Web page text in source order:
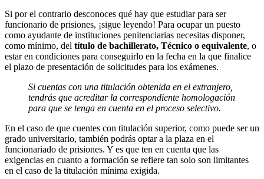
Si por el contrario desconoces qué hay que estudiar para ser
funcionario de prisiones, ¡sigue leyendo! Para ocupar un puesto
como ayudante de instituciones penitenciarias necesitas disponer,
como mínimo, del título de bachillerato, Técnico o equivalente, o
estar en condiciones para conseguirlo en la fecha en la que finalice
el plazo de presentación de solicitudes para los exámenes.
Si cuentas con una titulación obtenida en el extranjero,
tendrás que acreditar la correspondiente homologación
para que se tenga en cuenta en el proceso selectivo.
En el caso de que cuentes con titulación superior, como puede ser un
grado universitario, también podrás optar a la plaza en el
funcionariado de prisiones. Y es que ten en cuenta que las
exigencias en cuanto a formación se refiere tan solo son limitantes
en el caso de la titulación mínima exigida.